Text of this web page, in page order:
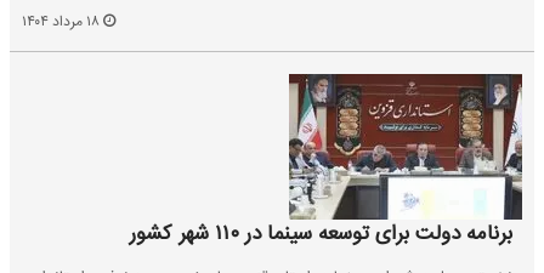
برنامه دولت برای توسعه سینما در ۱۱۰ شهر کشور